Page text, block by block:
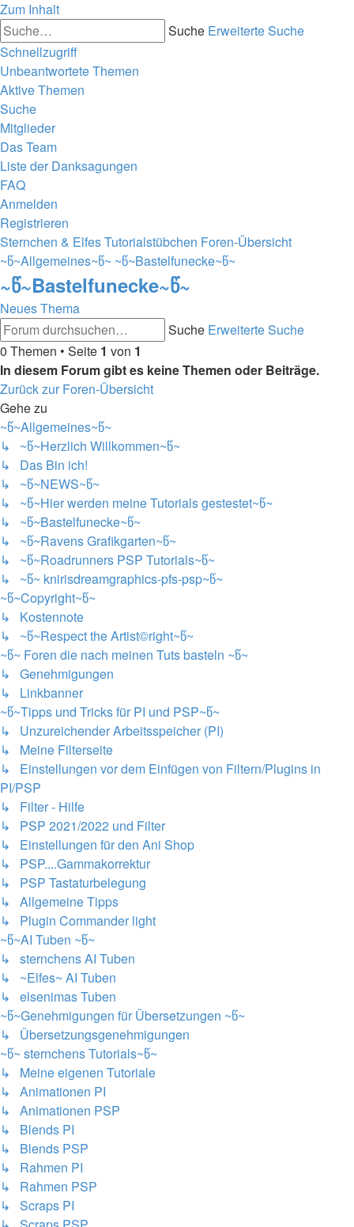
Zum Inhalt
Suche Erweiterte Suche
Schnellzugriff
Unbeantwortete Themen
Aktive Themen
Suche
Mitglieder
Das Team
Liste der Danksagungen
FAQ
Anmelden
Registrieren
Sternchen & Elfes Tutorialstübchen Foren-Übersicht
~წ~Allgemeines~წ~ ~წ~Bastelfunecke~წ~
~წ~Bastelfunecke~წ~
Neues Thema
Suche Erweiterte Suche
0 Themen • Seite 1 von 1
In diesem Forum gibt es keine Themen oder Beiträge.
Zurück zur Foren-Übersicht
Gehe zu
~წ~Allgemeines~წ~
↳ ~წ~Herzlich Willkommen~წ~
↳ Das Bin ich!
↳ ~წ~NEWS~წ~
↳ ~წ~Hier werden meine Tutorials gestestet~წ~
↳ ~წ~Bastelfunecke~წ~
↳ ~წ~Ravens Grafikgarten~წ~
↳ ~წ~Roadrunners PSP Tutorials~წ~
↳ ~წ~ knirisdreamgraphics-pfs-psp~წ~
~წ~Copyright~წ~
↳ Kostennote
↳ ~წ~Respect the Artist©right~წ~
~წ~ Foren die nach meinen Tuts basteln ~წ~
↳ Genehmigungen
↳ Linkbanner
~წ~Tipps und Tricks für PI und PSP~წ~
↳ Unzureichender Arbeitsspeicher (PI)
↳ Meine Filterseite
↳ Einstellungen vor dem Einfügen von Filtern/Plugins in
PI/PSP
↳ Filter - Hilfe
↳ PSP 2021/2022 und Filter
↳ Einstellungen für den Ani Shop
↳ PSP....Gammakorrektur
↳ PSP Tastaturbelegung
↳ Allgemeine Tipps
↳ Plugin Commander light
~წ~AI Tuben ~წ~
↳ sternchens AI Tuben
↳ ~Elfes~ AI Tuben
↳ elsenimas Tuben
~წ~Genehmigungen für Übersetzungen ~წ~
↳ Übersetzungsgenehmigungen
~წ~ sternchens Tutorials~წ~
↳ Meine eigenen Tutoriale
↳ Animationen PI
↳ Animationen PSP
↳ Blends PI
↳ Blends PSP
↳ Rahmen PI
↳ Rahmen PSP
↳ Scraps PI